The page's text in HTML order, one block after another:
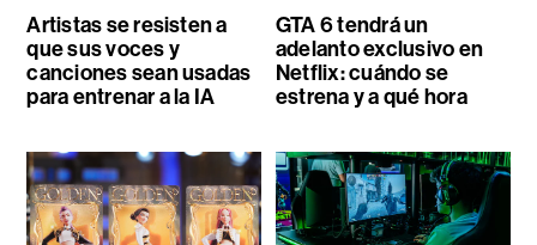
Artistas se resisten a
que sus voces y
canciones sean usadas
para entrenar a la IA
GTA 6 tendrá un
adelanto exclusivo en
Netflix: cuándo se
estrena y a qué hora